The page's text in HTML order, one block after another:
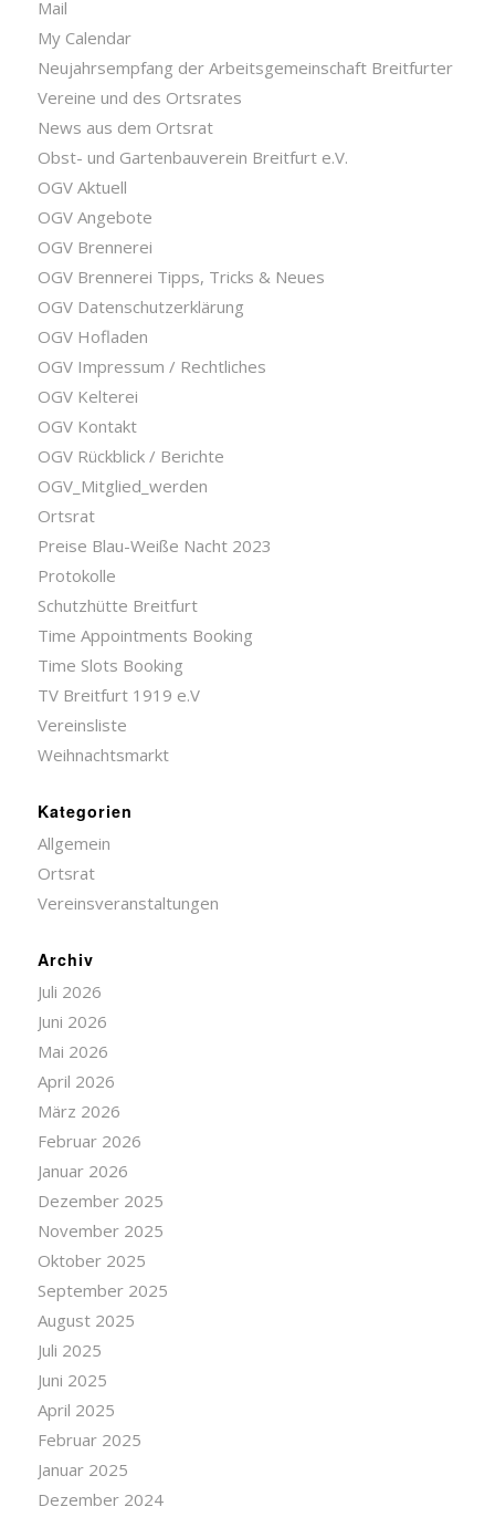
Mail
My Calendar
Neujahrsempfang der Arbeitsgemeinschaft Breitfurter
Vereine und des Ortsrates
News aus dem Ortsrat
Obst- und Gartenbauverein Breitfurt e.V.
OGV Aktuell
OGV Angebote
OGV Brennerei
OGV Brennerei Tipps, Tricks & Neues
OGV Datenschutzerklärung
OGV Hofladen
OGV Impressum / Rechtliches
OGV Kelterei
OGV Kontakt
OGV Rückblick / Berichte
OGV_Mitglied_werden
Ortsrat
Preise Blau-Weiße Nacht 2023
Protokolle
Schutzhütte Breitfurt
Time Appointments Booking
Time Slots Booking
TV Breitfurt 1919 e.V
Vereinsliste
Weihnachtsmarkt
Kategorien
Allgemein
Ortsrat
Vereinsveranstaltungen
Archiv
Juli 2026
Juni 2026
Mai 2026
April 2026
März 2026
Februar 2026
Januar 2026
Dezember 2025
November 2025
Oktober 2025
September 2025
August 2025
Juli 2025
Juni 2025
April 2025
Februar 2025
Januar 2025
Dezember 2024